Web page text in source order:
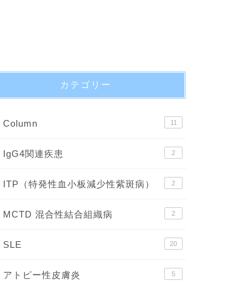
カテゴリー
Column 11
IgG4関連疾患 2
ITP（特発性血小板減少性紫斑病） 2
MCTD 混合性結合組織病 2
SLE 20
アトピー性皮膚炎 5